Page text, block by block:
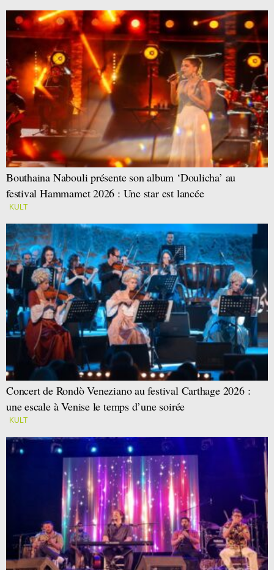
Bouthaina Nabouli présente son album ‘Doulicha’ au
festival Hammamet 2026 : Une star est lancée
KULT
Concert de Rondò Veneziano au festival Carthage 2026 :
une escale à Venise le temps d’une soirée
KULT